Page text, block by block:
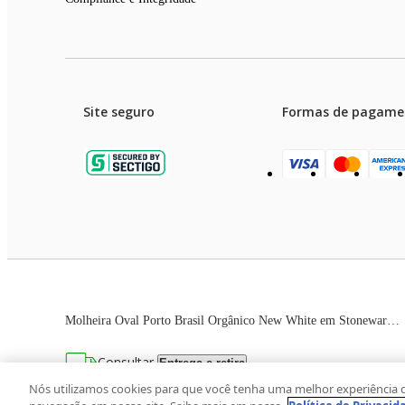
Consultar Entrega e retira
Site seguro Formas de
Preços e condições de
As imagens dos produtos são meramente
Avenida Zaki Narchi, nº 1650, sobreloja,
Nós utilizamos cookies para que você tenha uma melhor experiência